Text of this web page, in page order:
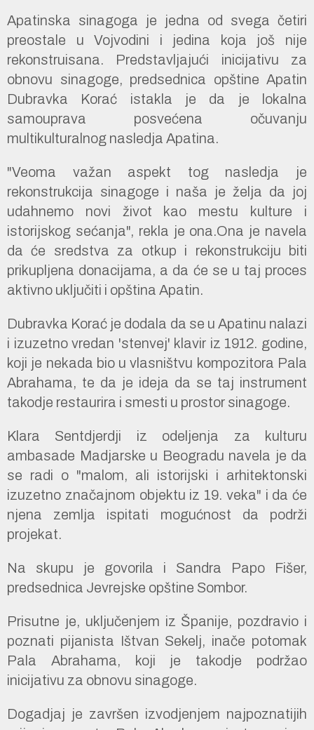
Apatinska sinagoga je jedna od svega četiri
preostale u Vojvodini i jedina koja još nije
rekonstruisana. Predstavljajući inicijativu za
obnovu sinagoge, predsednica opštine Apatin
Dubravka Korać istakla je da je lokalna
samouprava posvećena očuvanju
multikulturalnog nasledja Apatina.
"Veoma važan aspekt tog nasledja je
rekonstrukcija sinagoge i naša je želja da joj
udahnemo novi život kao mestu kulture i
istorijskog sećanja", rekla je ona.Ona je navela
da će sredstva za otkup i rekonstrukciju biti
prikupljena donacijama, a da će se u taj proces
aktivno uključiti i opština Apatin.
Dubravka Korać je dodala da se u Apatinu nalazi
i izuzetno vredan 'stenvej' klavir iz 1912. godine,
koji je nekada bio u vlasništvu kompozitora Pala
Abrahama, te da je ideja da se taj instrument
takodje restaurira i smesti u prostor sinagoge.
Klara Sentdjerdji iz odeljenja za kulturu
ambasade Madjarske u Beogradu navela je da
se radi o "malom, ali istorijski i arhitektonski
izuzetno značajnom objektu iz 19. veka" i da će
njena zemlja ispitati mogućnost da podrži
projekat.
Na skupu je govorila i Sandra Papo Fišer,
predsednica Jevrejske opštine Sombor.
Prisutne je, uključenjem iz Španije, pozdravio i
poznati pijanista Ištvan Sekelj, inače potomak
Pala Abrahama, koji je takodje podržao
inicijativu za obnovu sinagoge.
Dogadjaj je završen izvodjenjem najpoznatijih